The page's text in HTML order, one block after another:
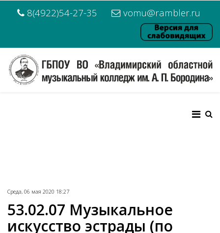
8(4922)54-27-35 vomu@rambler.ru
Среда, 06 мая 2020 18:27
53.02.07 Музыкальное
искусство эстрады (по